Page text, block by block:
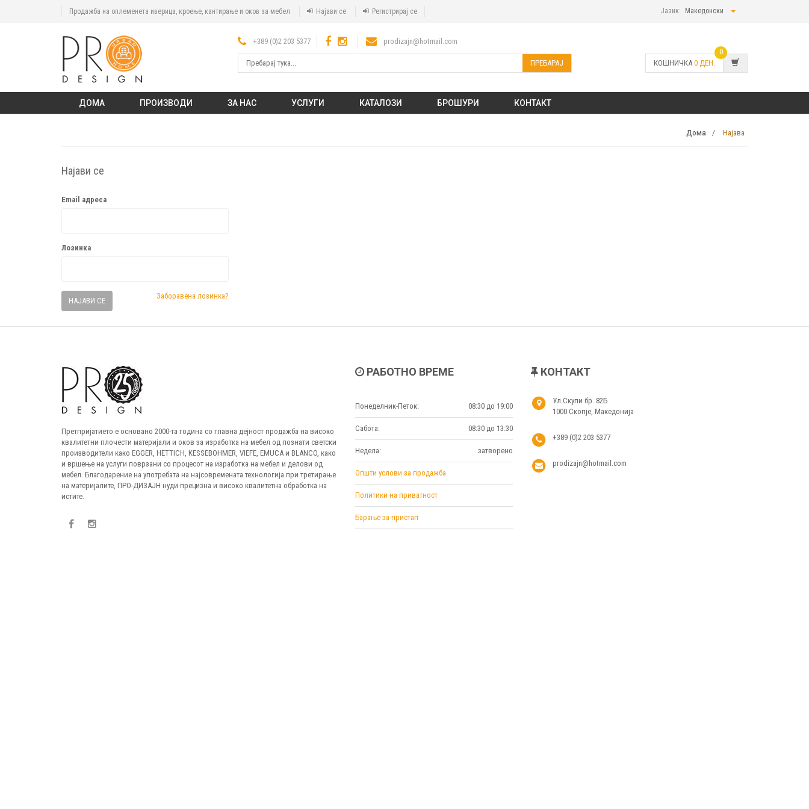
Продажба на оплеменета иверица, кроење, кантирање и оков за мебел Најави се Регистрирај се Јазик: Македонски
+389 (0)2 203 5377 prodizajn@hotmail.com
ПРЕБАРАЈ КОШНИЧКА 0 ДЕН.
0
ДОМА ПРОИЗВОДИ ЗА НАС УСЛУГИ КАТАЛОЗИ БРОШУРИ КОНТАКТ
Дома Најава
Најави се
Email адреса
Лозинка
НАЈАВИ СЕ
Заборавена лозинка?
Претпријатието е основано 2000-та година со главна дејност продажба на високо
квалитетни плочести материјали и оков за изработка на мебел од познати светски
производители како EGGER, HETTICH, KESSEBOHMER, VIEFE, EMUCA и BLANCO, како
и вршење на услуги поврзани со процесот на изработка на мебел и делови од
мебел. Благодарение на употребата на најсовремената технологија при третирање
на материјалите, ПРО-ДИЗАЈН нуди прецизна и високо квалитетна обработка на
истите.
РАБОТНО ВРЕМЕ
Понеделник-Петок: 08:30 до 19:00
Сабота: 08:30 до 13:30
Недела: затворено
Општи услови за продажба
Политики на приватност
Барање за пристап
КОНТАКТ
Ул.Скупи бр. 82Б
1000 Скопје, Македонија
+389 (0)2 203 5377
prodizajn@hotmail.com